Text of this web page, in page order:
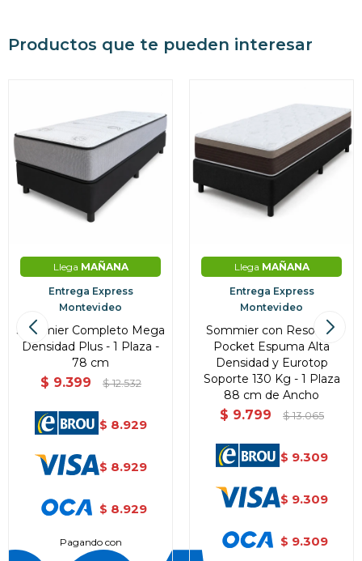
Productos que te pueden interesar
Llega MAÑANA
Entrega Express
Montevideo
Sommier Completo Mega
Densidad Plus - 1 Plaza -
78 cm
$ 9.399 $ 12.532
$ 8.929
$ 8.929
$ 8.929
Pagando con
Llega MAÑANA
Entrega Express
Montevideo
Sommier con Resortes
Pocket Espuma Alta
Densidad y Eurotop
Soporte 130 Kg - 1 Plaza
88 cm de Ancho
$ 9.799 $ 13.065
$ 9.309
$ 9.309
$ 9.309